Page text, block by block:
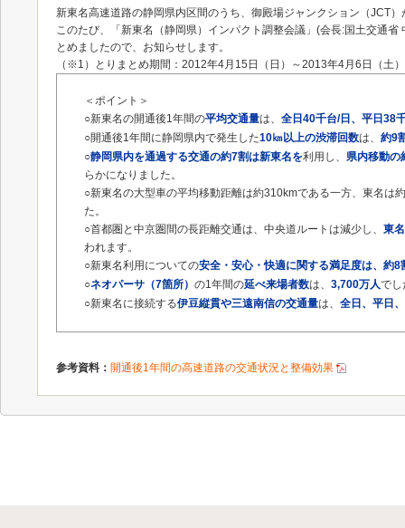
新東名高速道路の静岡県内区間のうち、御殿場ジャンクション（JCT
このたび、「新東名（静岡県）インパクト調整会議」(会長:国土交通
とめましたので、お知らせします。
（※1）とりまとめ期間：2012年4月15日（日）～2013年4月6日（土）
＜ポイント＞
○新東名の開通後1年間の平均交通量は、 全日40千台/日、平日38
○開通後1年間に静岡県内で発生した10㎞以上の渋滞回数は、 約9
○静岡県内を通過する交通の約7割は新東名を利用し、 県内移動の
らかになりました。
○新東名の大型車の平均移動距離は約310kmである一方、東名は
た。
○首都圏と中京圏間の長距離交通は、中央道ルートは減少し、 東
われます。
○新東名利用についての安全・安心・快適に関する満足度は、約8
○ネオパーサ（7箇所） の1年間の延べ来場者数は、 3,700万人でし
○新東名に接続する伊豆縦貫や三遠南信の交通量は、 全日、平日
参考資料： 開通後1年間の高速道路の交通状況と整備効果